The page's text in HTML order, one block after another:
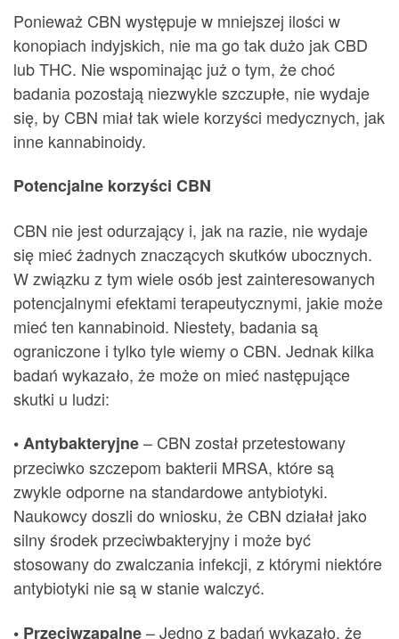
Ponieważ CBN występuje w mniejszej ilości w
konopiach indyjskich, nie ma go tak dużo jak CBD
lub THC. Nie wspominając już o tym, że choć
badania pozostają niezwykle szczupłe, nie wydaje
się, by CBN miał tak wiele korzyści medycznych, jak
inne kannabinoidy.
Potencjalne korzyści CBN
CBN nie jest odurzający i, jak na razie, nie wydaje
się mieć żadnych znaczących skutków ubocznych.
W związku z tym wiele osób jest zainteresowanych
potencjalnymi efektami terapeutycznymi, jakie może
mieć ten kannabinoid. Niestety, badania są
ograniczone i tylko tyle wiemy o CBN. Jednak kilka
badań wykazało, że może on mieć następujące
skutki u ludzi:
• Antybakteryjne– CBN został przetestowany
przeciwko szczepom bakterii MRSA, które są
zwykle odporne na standardowe antybiotyki.
Naukowcy doszli do wniosku, że CBN działał jako
silny środek przeciwbakteryjny i może być
stosowany do zwalczania infekcji, z którymi niektóre
antybiotyki nie są w stanie walczyć.
• Przeciwzapalne– Jedno z badań wykazało, że